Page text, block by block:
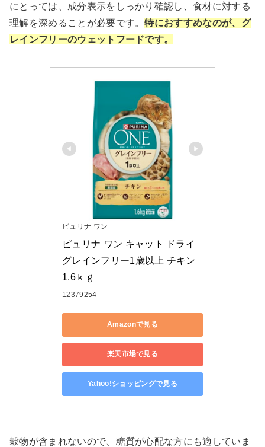
にとっては、成分表示をしっかり確認し、食材に対する
理解を深めることが必要です。特におすすめなのが、グ
レインフリーのウェットフードです。
ピュリナ ワン
ピュリナ ワン キャット ドライ
グレインフリー1歳以上 チキン
1.6ｋｇ
12379254
Amazonで見る
楽天市場で見る
Yahoo!ショッピングで見る
穀物が含まれないので、糖質が心配な方にも適していま